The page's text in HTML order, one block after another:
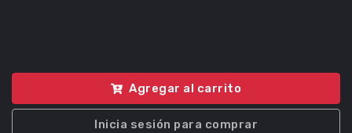
Agregar al carrito
Inicia sesión para comprar